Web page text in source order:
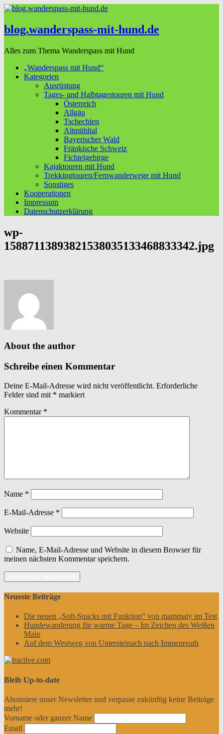
blog.wanderspass-mit-hund.de
Alles zum Thema Wanderspass mit Hund
„Wanderspass mit Hund“
Kategorien
Ausrüstung
Tages- und Halbtagestouren mit Hund
Österreich
Allgäu
Tschechien
Altmühltal
Bayerischer Wald
Fränkische Schweiz
Fichtelgebirge
Kajaktouren mit Hund
Trekkingtouren/Fernwanderwege mit Hund
Sonstiges
Kooperationen
Impressum
Datenschutzerklärung
wp-
15887113893821538035133468833342.jpg
About the author
Schreibe einen Kommentar
Deine E-Mail-Adresse wird nicht veröffentlicht. Erforderliche
Felder sind mit * markiert
Kommentar *
Name *
E-Mail-Adresse *
Website
Name, E-Mail-Adresse und Website in diesem Browser für
meinen nächsten Kommentar speichern.
Neueste Beiträge
Die neuen „Soft-Snacks mit Funktion“ von mammaly im Test
Hundewanderung für warme Tage – Im Zeichen des Weißen
Main
Auf dem Westweg von Untersteinach nach Immenreuth
Bleib Up-to-date
Abonniere unser Newsletter und verpasse zukünftig keine Beiträge
mehr!
Vorname oder ganzer Name
Email